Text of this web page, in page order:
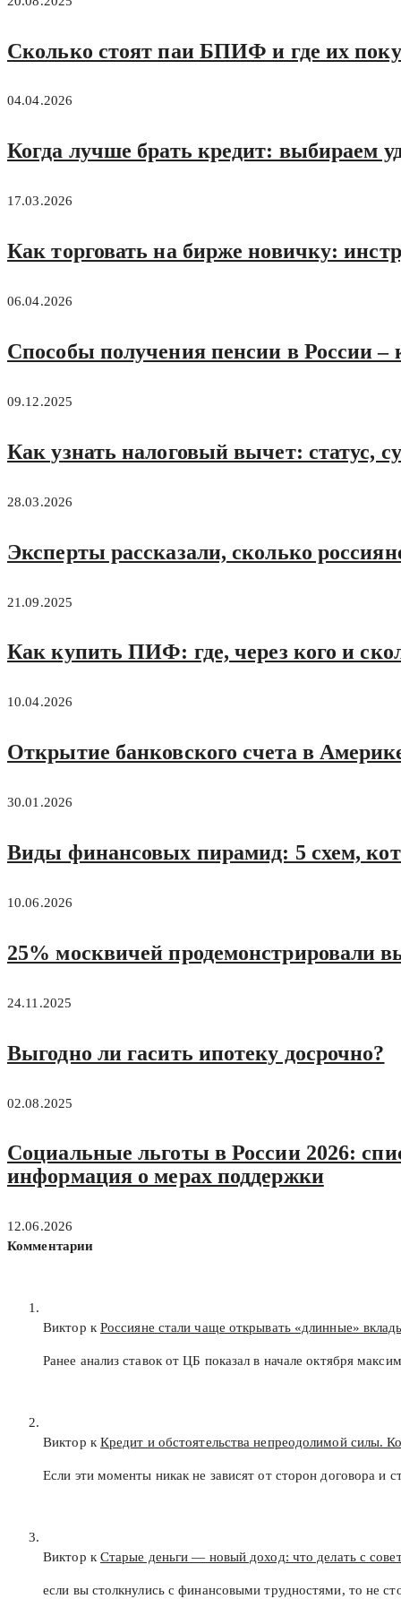
Сколько стоят паи БПИФ и где их
04.04.2026
Когда лучше брать кредит: выбираем
17.03.2026
Как торговать на бирже новичку:
06.04.2026
Способы получения пенсии в России –
09.12.2025
Как узнать налоговый вычет: статус,
28.03.2026
Эксперты рассказали, сколько
21.09.2025
Как купить ПИФ: где, через кого и
10.04.2026
Открытие банковского счета в
30.01.2026
Виды финансовых пирамид: 5 схем,
10.06.2026
25% москвичей продемонстрировали
24.11.2025
Выгодно ли гасить ипотеку досрочно?
02.08.2025
Социальные льготы в России 2026:
информация о мерах поддержки
12.06.2026
Комментарии
Виктор кРоссияне стали чаще открывать «длинные»
Ранее анализ ставок от ЦБ показал в начале октября
Виктор кКредит и обстоятельства непреодолимой силы.
Если эти моменты никак не зависят от сторон договора и
Виктор кСтарые деньги — новый доход: что делать с
если вы столкнулись с финансовыми трудностями, то не